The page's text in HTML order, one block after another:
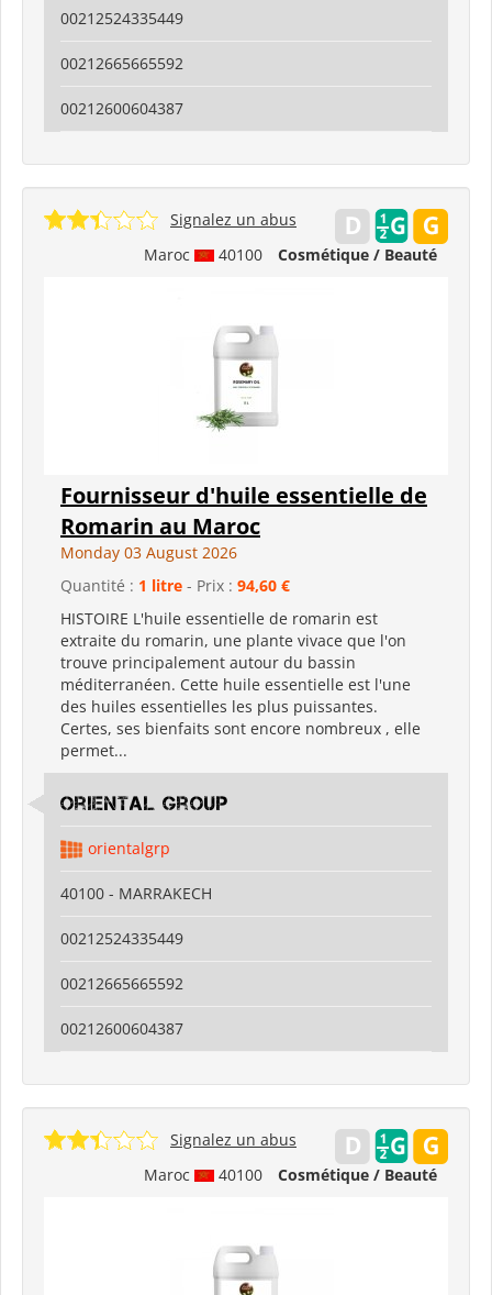
00212524335449
00212665665592
00212600604387
Maroc 40100 Cosmétique / Beauté
Signalez un abus
Fournisseur d'huile essentielle de
Romarin au Maroc
Monday 03 August 2026
Quantité : 1 litre - Prix : 94,60 €
HISTOIRE L'huile essentielle de romarin est
extraite du romarin, une plante vivace que l'on
trouve principalement autour du bassin
méditerranéen. Cette huile essentielle est l'une
des huiles essentielles les plus puissantes.
Certes, ses bienfaits sont encore nombreux , elle
permet...
Oriental Group
orientalgrp
40100 - MARRAKECH
00212524335449
00212665665592
00212600604387
Maroc 40100 Cosmétique / Beauté
Signalez un abus